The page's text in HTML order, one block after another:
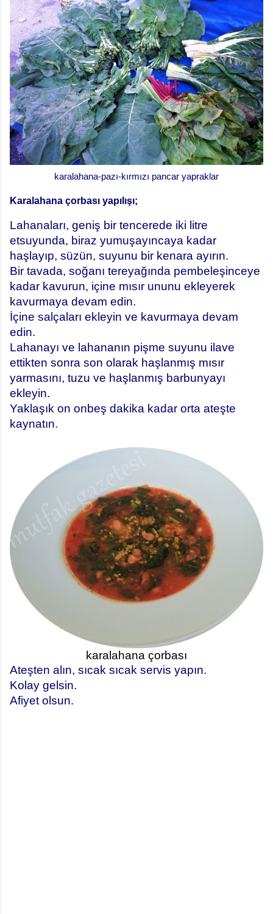
karalahana-pazı-kırmızı pancar yapraklar
Karalahana çorbası yapılışı;
Lahanaları, geniş bir tencerede iki litre
etsuyunda, biraz yumuşayıncaya kadar
haşlayıp, süzün, suyunu bir kenara ayırın.
Bir tavada, soğanı tereyağında pembeleşinceye
kadar kavurun, içine mısır ununu ekleyerek
kavurmaya devam edin.
İçine salçaları ekleyin ve kavurmaya devam
edin.
Lahanayı ve lahananın pişme suyunu ilave
ettikten sonra son olarak haşlanmış mısır
yarmasını, tuzu ve haşlanmış barbunyayı
ekleyin.
Yaklaşık on onbeş dakika kadar orta ateşte
kaynatın.
karalahana çorbası
Ateşten alın, sıcak sıcak servis yapın.
Kolay gelsin.
Afiyet olsun.